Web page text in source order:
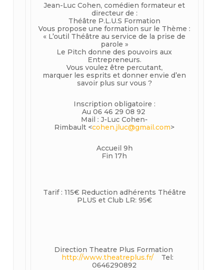
Jean-Luc Cohen, comédien formateur et
directeur de :
Théâtre P.L.U.S Formation
Vous propose une formation sur le Thème :
« L’outil Théâtre au service de la prise de
parole »
Le Pitch donne des pouvoirs aux
Entrepreneurs.
Vous voulez être percutant,
marquer les esprits et donner envie d’en
savoir plus sur vous ?
Inscription obligatoire :
Au 06 46 29 08 92
Mail : J-Luc Cohen-
Rimbault <cohen.jluc@gmail.com>
Accueil 9h
Fin 17h
Tarif : 115€ Reduction adhérents Théâtre
PLUS et Club LR: 95€
Direction Theatre Plus Formation
http://www.theatreplus.fr/Tel:
0646290892